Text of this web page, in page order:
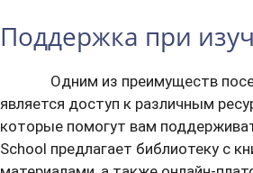
Поддержка при
Одним из преимуществ
является доступ к различным
которые помогут вам
School предлагает библиотеку с